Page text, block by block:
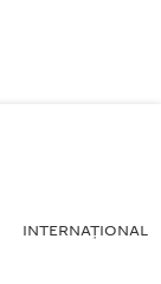
INTERNAŢIONAL